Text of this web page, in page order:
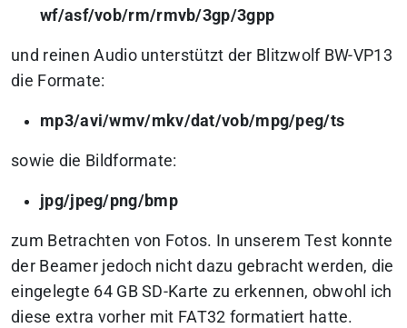
wf/asf/vob/rm/rmvb/3gp/3gpp
und reinen Audio unterstützt der Blitzwolf BW-VP13
die Formate:
mp3/avi/wmv/mkv/dat/vob/mpg/peg/ts
sowie die Bildformate:
jpg/jpeg/png/bmp
zum Betrachten von Fotos. In unserem Test konnte
der Beamer jedoch nicht dazu gebracht werden, die
eingelegte 64 GB SD-Karte zu erkennen, obwohl ich
diese extra vorher mit FAT32 formatiert hatte.